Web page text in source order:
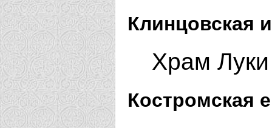
Клинцовская
Храм
Костромская